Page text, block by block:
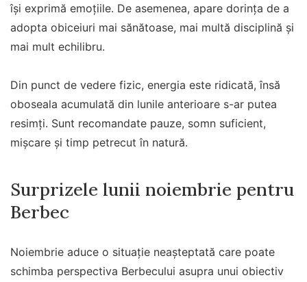
își exprimă emoțiile. De asemenea, apare dorința de a
adopta obiceiuri mai sănătoase, mai multă disciplină și
mai mult echilibru.
Din punct de vedere fizic, energia este ridicată, însă
oboseala acumulată din lunile anterioare s-ar putea
resimți. Sunt recomandate pauze, somn suficient,
mișcare și timp petrecut în natură.
Surprizele lunii noiembrie pentru
Berbec
Noiembrie aduce o situație neașteptată care poate
schimba perspectiva Berbecului asupra unui obiectiv